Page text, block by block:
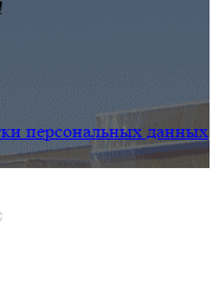
персональных данных